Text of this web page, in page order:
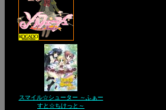
スマイル☆シューター ～ふぁー
すと☆ちけっと～